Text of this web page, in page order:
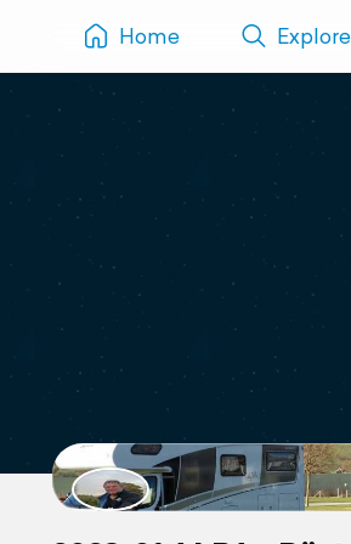
Home Explore